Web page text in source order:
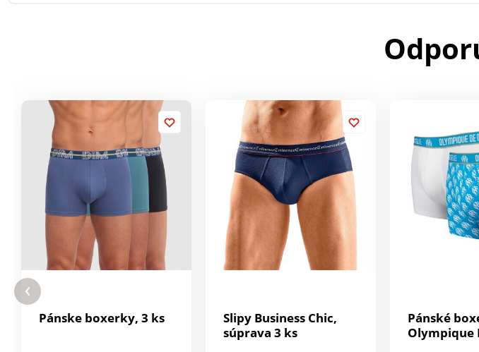
Pánske boxerky, 3 ks
Slipy Business Chic,
súprava 3 ks
Pánské
Olympique